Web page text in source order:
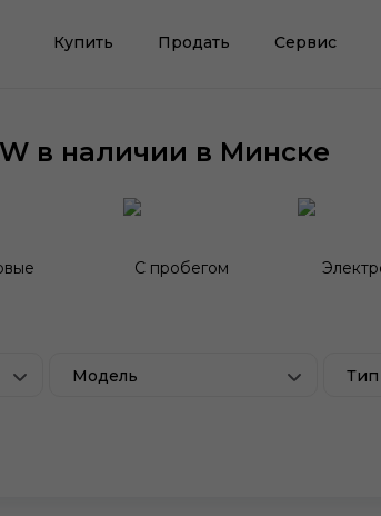
Купить Продать Сервис
в наличии в Минске
С пробегом
Модель Тип